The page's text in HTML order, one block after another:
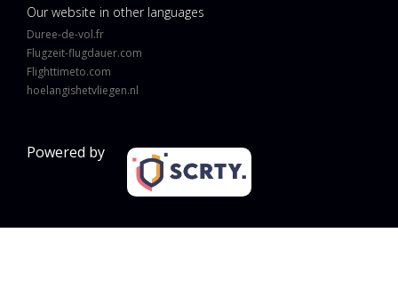
Our website in other languages
Duree-de-vol.fr
Flugzeit-flugdauer.com
Flighttimeto.com
hoelangishetvliegen.nl
Powered by